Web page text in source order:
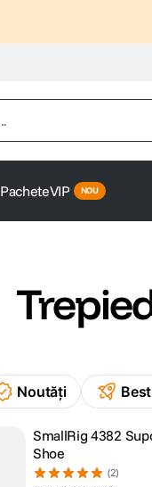
PacheteVIP
Noutăți
SmallRig 4382
Shoe
(2)